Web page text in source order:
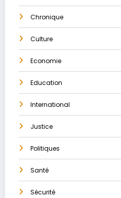
Chronique
Culture
Economie
Education
International
Justice
Politiques
Santé
Sécurité